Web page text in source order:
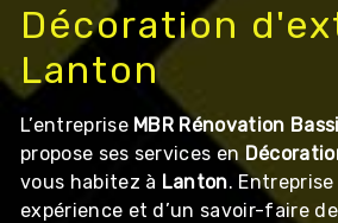
Décoration
Lanton
L’entreprise MBR Rénovation
propose ses services en
vous habitez à Lanton.
expérience et d’un savoir-faire